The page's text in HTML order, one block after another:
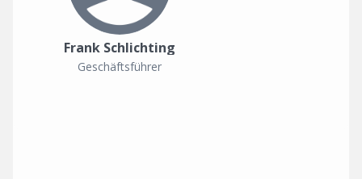
Frank Schlichting
Geschäftsführer